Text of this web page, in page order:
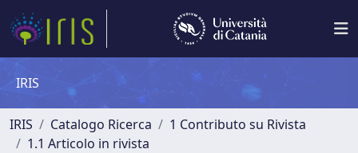
IRIS
IRIS Catalogo Ricerca
1 Contributo su Rivista
1.1 Articolo in rivista